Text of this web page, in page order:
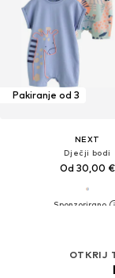
Pakiranje od 3
NEXT
Dječji bodi
Od 30,00 €
OTKRIJ